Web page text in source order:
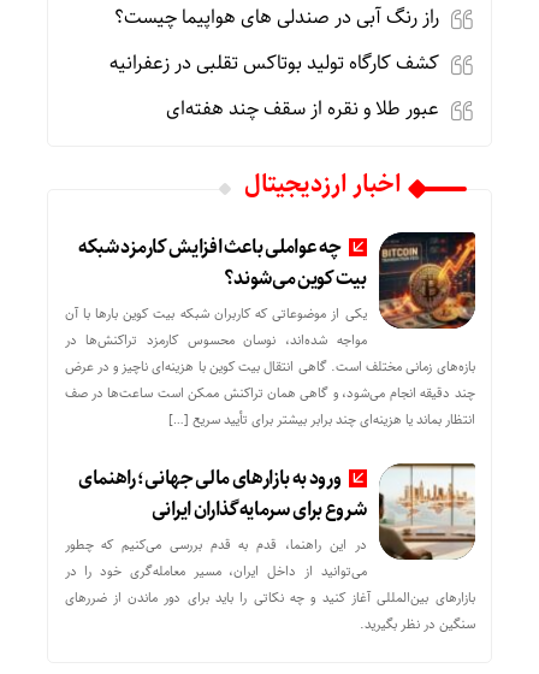
راز رنگ آبی در صندلی های هواپیما چیست؟
کشف کارگاه تولید بوتاکس تقلبی در زعفرانیه
عبور طلا و نقره از سقف چند هفته‌ای
اخبار ارزدیجیتال
چه عواملی باعث افزایش کارمزد شبکه
بیت کوین می‌شوند؟
یکی از موضوعاتی که کاربران شبکه بیت کوین بارها با آن
مواجه شده‌اند، نوسان محسوس کارمزد تراکنش‌ها در
بازه‌های زمانی مختلف است. گاهی انتقال بیت کوین با هزینه‌ای ناچیز و در عرض
چند دقیقه انجام می‌شود، و گاهی همان تراکنش ممکن است ساعت‌ها در صف
انتظار بماند یا هزینه‌ای چند برابر بیشتر برای تأیید سریع […]
ورود به بازارهای مالی جهانی؛ راهنمای
شروع برای سرمایه‌گذاران ایرانی
در این راهنما، قدم به قدم بررسی می‌کنیم که چطور
می‌توانید از داخل ایران، مسیر معامله‌گری خود را در
بازارهای بین‌المللی آغاز کنید و چه نکاتی را باید برای دور ماندن از ضررهای
سنگین در نظر بگیرید.